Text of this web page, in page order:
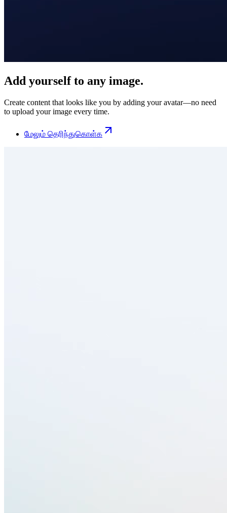
Add yourself to any image.
Create content that looks like you by adding your avatar—no need
to upload your image every time.
மேலும் தெரிந்துகொள்க